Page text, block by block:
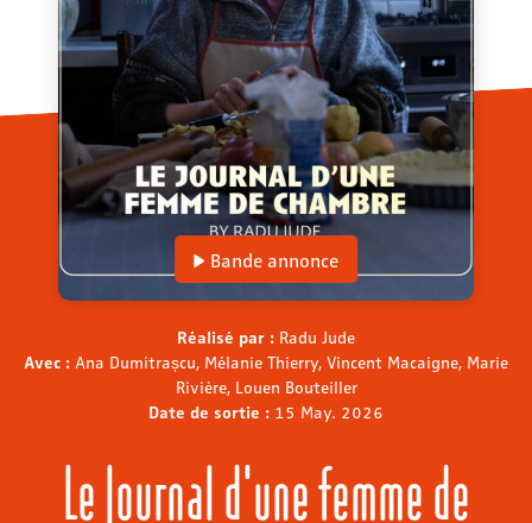
Bande annonce
Réalisé par : Radu Jude
Avec : Ana Dumitrașcu, Mélanie Thierry, Vincent Macaigne, Marie
Rivière, Louen Bouteiller
Date de sortie : 15 May. 2026
Le Journal d'une femme de